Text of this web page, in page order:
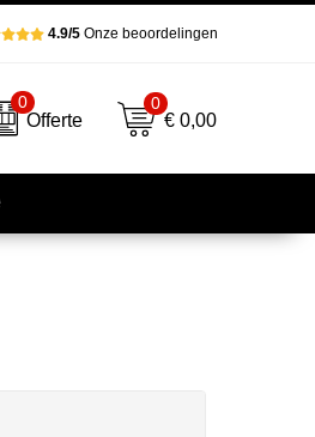
4.9/5Onze beoordelingen
0
Offerte
0
€ 0,00